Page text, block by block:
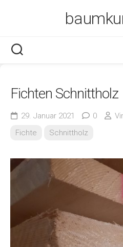
Fichten Schnittholz
29. Januar 2021 0
Fichte
Schnittholz